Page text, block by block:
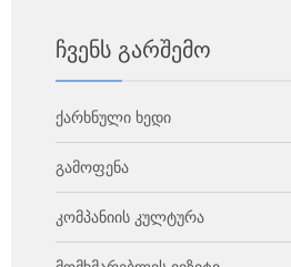
Ჩვენს Გარშემო
ქარხნული ხედი
გამოფენა
კომპანიის კულტურა